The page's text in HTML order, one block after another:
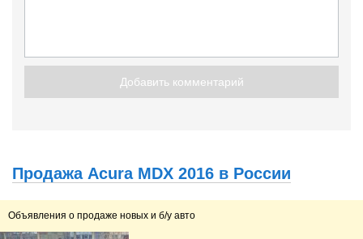
Добавить комментарий
Продажа Acura MDX 2016 в России
Объявления о продаже новых и б/у авто